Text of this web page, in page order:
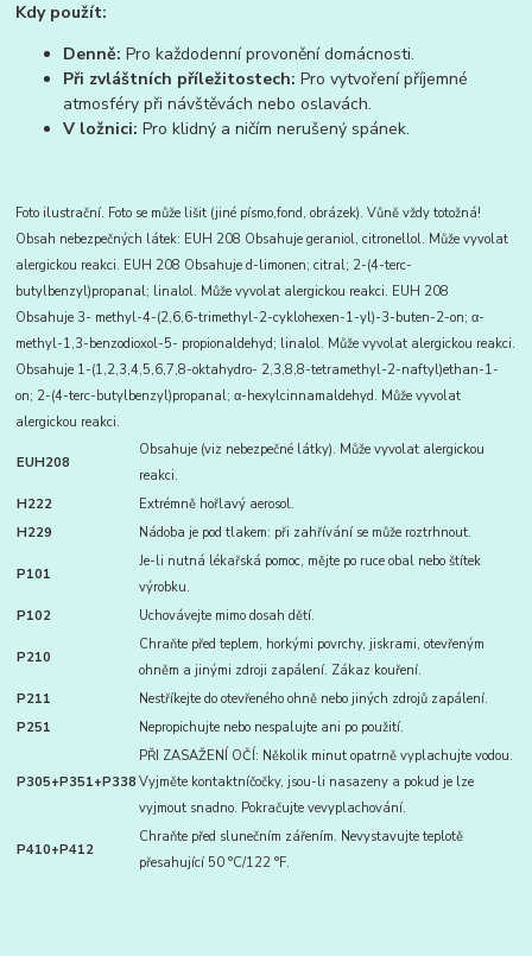
Kdy použít:
Denně: Pro každodenní provonění domácnosti.
Při zvláštních příležitostech: Pro vytvoření příjemné
atmosféry při návštěvách nebo oslavách.
V ložnici: Pro klidný a ničím nerušený spánek.
Foto ilustrační. Foto se může lišit (jiné písmo,fond, obrázek). Vůně vždy totožná!
Obsah nebezpečných látek: EUH 208 Obsahuje geraniol, citronellol. Může vyvolat
alergickou reakci. EUH 208 Obsahuje d-limonen; citral; 2-(4-terc-
butylbenzyl)propanal; linalol. Může vyvolat alergickou reakci. EUH 208
Obsahuje 3- methyl-4-(2,6,6-trimethyl-2-cyklohexen-1-yl)-3-buten-2-on; α-
methyl-1,3-benzodioxol-5- propionaldehyd; linalol. Může vyvolat alergickou reakci.
Obsahuje 1-(1,2,3,4,5,6,7,8-oktahydro- 2,3,8,8-tetramethyl-2-naftyl)ethan-1-
on; 2-(4-terc-butylbenzyl)propanal; α-hexylcinnamaldehyd. Může vyvolat
alergickou reakci.
EUH208
Obsahuje (viz nebezpečné látky). Může vyvolat alergickou
reakci.
H222
Extrémně hořlavý aerosol.
H229
Nádoba je pod tlakem: při zahřívání se může roztrhnout.
P101
Je-li nutná lékařská pomoc, mějte po ruce obal nebo štítek
výrobku.
P102
Uchovávejte mimo dosah dětí.
P210
Chraňte před teplem, horkými povrchy, jiskrami, otevřeným
ohněm a jinými zdroji zapálení. Zákaz kouření.
P211
Nestříkejte do otevřeného ohně nebo jiných zdrojů zapálení.
P251
Nepropichujte nebo nespalujte ani po použití.
P305+P351+P338
PŘI ZASAŽENÍ OČÍ: Několik minut opatrně vyplachujte vodou.
Vyjměte kontaktníčočky, jsou-li nasazeny a pokud je lze
vyjmout snadno. Pokračujte vevyplachování.
P410+P412
Chraňte před slunečním zářením. Nevystavujte teplotě
přesahující 50 °C/122 °F.